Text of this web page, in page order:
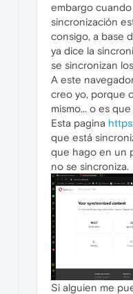
embargo
sincronización
consigo, a base
ya dice la
se sincronizan
A este
creo yo, porque
mismo... o es
Esta pagina
que está
que hago en un
no se sincroniza.
Si alguien me